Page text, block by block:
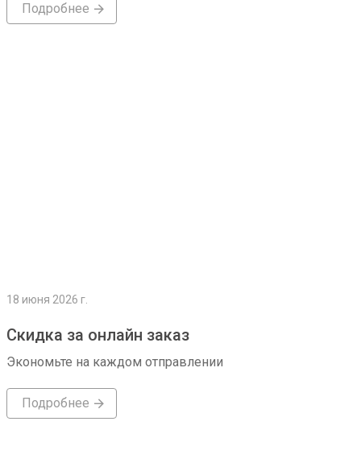
Подробнее
18 июня 2026 г.
Скидка за онлайн заказ
Экономьте на каждом отправлении
Подробнее